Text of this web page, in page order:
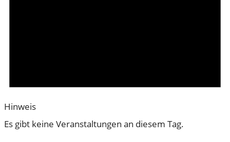
Hinweis
Es gibt keine Veranstaltungen an diesem Tag.